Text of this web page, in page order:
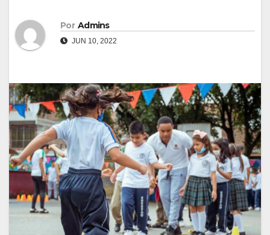
Por Admins
JUN 10, 2022